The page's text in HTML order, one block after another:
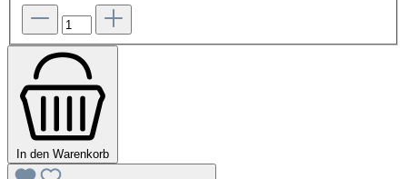
In den Warenkorb